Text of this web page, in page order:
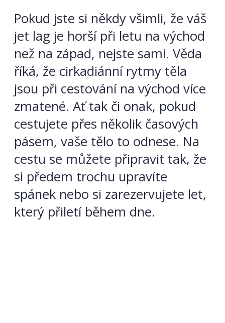
Pokud jste si někdy všimli, že váš
jet lag je horší při letu na východ
než na západ, nejste sami. Věda
říká, že cirkadiánní rytmy těla
jsou při cestování na východ více
zmatené. Ať tak či onak, pokud
cestujete přes několik časových
pásem, vaše tělo to odnese. Na
cestu se můžete připravit tak, že
si předem trochu upravíte
spánek nebo si zarezervujete let,
který přiletí během dne.